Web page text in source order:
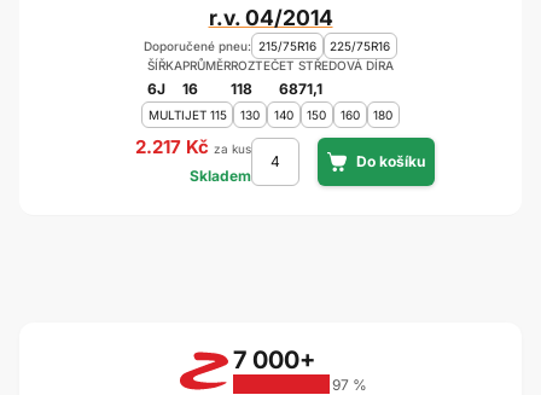
r.v. 04/2014
ŠÍŘKA
6J
PRŮMĚR
16
ROZTEČ
118
ET
68
STŘEDOVÁ DÍRA
71,1
Doporučené pneu: 215/75R16 225/75R16
MULTIJET 115 130 140 150 160 180
2.217 Kč za kus
Skladem
7 000+
97 %